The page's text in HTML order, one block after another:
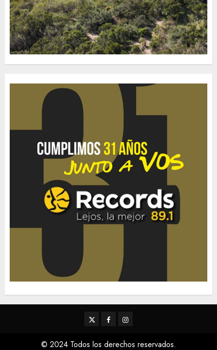
TwitterFacebookInstagram
© 2024 Todos los derechos reservados.